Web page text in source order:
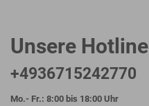
Unsere Hotline
+4936715242770
Mo.- Fr.: 8:00 bis 18:00 Uhr